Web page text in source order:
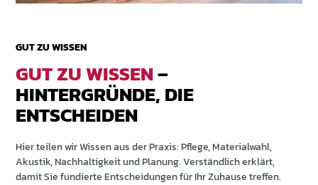
GUT ZU WISSEN
GUT ZU WISSEN–
HINTERGRÜNDE, DIE
ENTSCHEIDEN
Hier teilen wir Wissen aus der Praxis: Pflege, Materialwahl,
Akustik, Nachhaltigkeit und Planung. Verständlich erklärt,
damit Sie fundierte Entscheidungen für Ihr Zuhause treffen.